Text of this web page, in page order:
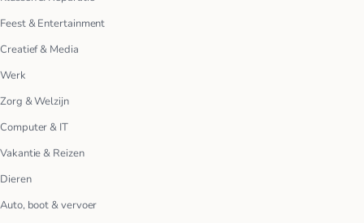
Feest & Entertainment
Creatief & Media
Werk
Zorg & Welzijn
Computer & IT
Vakantie & Reizen
Dieren
Auto, boot & vervoer